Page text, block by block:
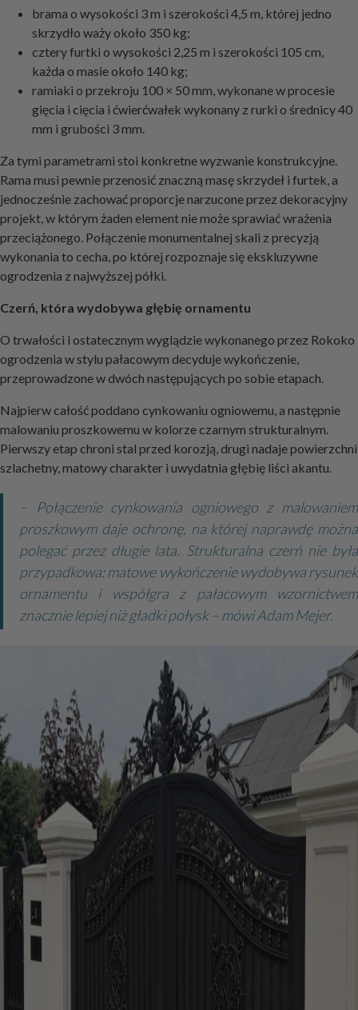
brama o wysokości 3 m i szerokości 4,5 m, której jedno
skrzydło waży około 350 kg;
cztery furtki o wysokości 2,25 m i szerokości 105 cm,
każda o masie około 140 kg;
ramiaki o przekroju 100 × 50 mm, wykonane w procesie
gięcia i cięcia i ćwierćwałek wykonany z rurki o średnicy 40
mm i grubości 3 mm.
Za tymi parametrami stoi konkretne wyzwanie konstrukcyjne.
Rama musi pewnie przenosić znaczną masę skrzydeł i furtek, a
jednocześnie zachować proporcje narzucone przez dekoracyjny
projekt, w którym żaden element nie może sprawiać wrażenia
przeciążonego. Połączenie monumentalnej skali z precyzją
wykonania to cecha, po której rozpoznaje się ekskluzywne
ogrodzenia z najwyższej półki.
Czerń, która wydobywa głębię ornamentu
O trwałości i ostatecznym wyglądzie wykonanego przez Rokoko
ogrodzenia w stylu pałacowym decyduje wykończenie,
przeprowadzone w dwóch następujących po sobie etapach.
Najpierw całość poddano cynkowaniu ogniowemu, a następnie
malowaniu proszkowemu w kolorze czarnym strukturalnym.
Pierwszy etap chroni stal przed korozją, drugi nadaje powierzchni
szlachetny, matowy charakter i uwydatnia głębię liści akantu.
– Połączenie cynkowania ogniowego z malowaniem
proszkowym daje ochronę, na której naprawdę można
polegać przez długie lata. Strukturalna czerń nie była
przypadkowa: matowe wykończenie wydobywa rysunek
ornamentu i współgra z pałacowym wzornictwem
znacznie lepiej niż gładki połysk – mówi Adam Mejer.